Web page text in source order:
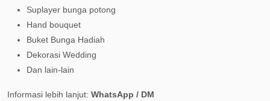
Suplayer bunga potong
Hand bouquet
Buket Bunga Hadiah
Dekorasi Wedding
Dan lain-lain
Informasi lebih lanjut: WhatsApp / DM